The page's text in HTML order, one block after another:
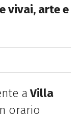
vivai, arte e
aVilla
orario